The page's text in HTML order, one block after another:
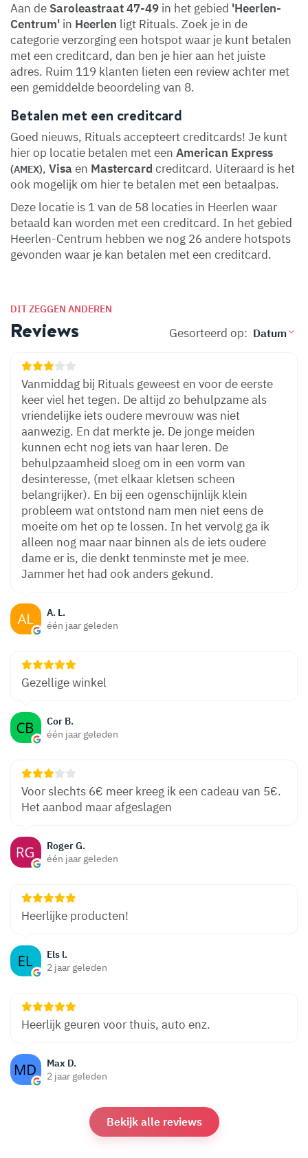
Aan de Saroleastraat 47-49 in het gebied 'Heerlen-
Centrum' in Heerlen ligt Rituals. Zoek je in de
categorie verzorging een hotspot waar je kunt betalen
met een creditcard, dan ben je hier aan het juiste
adres. Ruim 119 klanten lieten een review achter met
een gemiddelde beoordeling van 8.
Betalen met een creditcard
Goed nieuws, Rituals accepteert creditcards! Je kunt
hier op locatie betalen met een American Express
(AMEX), Visa en Mastercard creditcard. Uiteraard is het
ook mogelijk om hier te betalen met een betaalpas.
Deze locatie is 1 van de 58 locaties in Heerlen waar
betaald kan worden met een creditcard. In het gebied
Heerlen-Centrum hebben we nog 26 andere hotspots
gevonden waar je kan betalen met een creditcard.
DIT ZEGGEN ANDEREN
Reviews Gesorteerd op:
A. L.
één jaar geleden
Vanmiddag bij Rituals geweest en voor de eerste
keer viel het tegen. De altijd zo behulpzame als
vriendelijke iets oudere mevrouw was niet
aanwezig. En dat merkte je. De jonge meiden
kunnen echt nog iets van haar leren. De
behulpzaamheid sloeg om in een vorm van
desinteresse, (met elkaar kletsen scheen
belangrijker). En bij een ogenschijnlijk klein
probleem wat ontstond nam men niet eens de
moeite om het op te lossen. In het vervolg ga ik
alleen nog maar naar binnen als de iets oudere
dame er is, die denkt tenminste met je mee.
Jammer het had ook anders gekund.
Cor B.
één jaar geleden
Gezellige winkel
Roger G.
één jaar geleden
Voor slechts 6€ meer kreeg ik een cadeau van 5€.
Het aanbod maar afgeslagen
Els l.
2 jaar geleden
Heerlijke producten!
Max D.
2 jaar geleden
Heerlijk geuren voor thuis, auto enz.
Bekijk alle reviews